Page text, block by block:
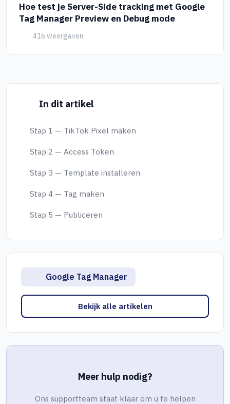
Hoe test je Server-Side tracking met Google
Tag Manager Preview en Debug mode
416 weergaven
In dit artikel
Stap 1 — TikTok Pixel maken
Stap 2 — Access Token
Stap 3 — Template installeren
Stap 4 — Tag maken
Stap 5 — Publiceren
Google Tag Manager
Bekijk alle artikelen
Meer hulp nodig?
Ons supportteam staat klaar om u te helpen